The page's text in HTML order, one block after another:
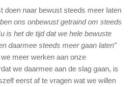
doen naar bewust steeds meer laten
ons onbewust getraind om steeds
is het de tijd dat we hele bewuste
daarmee steeds meer gaan laten”
meer werken aan onze
we daarmee aan de slag gaan, is
eerst af te vragen wat we willen